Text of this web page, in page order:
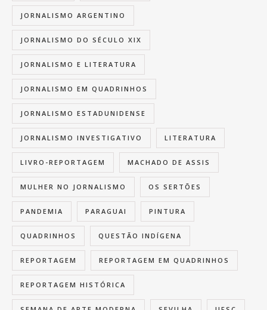
JORNALISMO ARGENTINO
JORNALISMO DO SÉCULO XIX
JORNALISMO E LITERATURA
JORNALISMO EM QUADRINHOS
JORNALISMO ESTADUNIDENSE
JORNALISMO INVESTIGATIVO LITERATURA
LIVRO-REPORTAGEM MACHADO DE ASSIS
MULHER NO JORNALISMO OS SERTÕES
PANDEMIA PARAGUAI PINTURA
QUADRINHOS QUESTÃO INDÍGENA
REPORTAGEM REPORTAGEM EM QUADRINHOS
REPORTAGEM HISTÓRICA